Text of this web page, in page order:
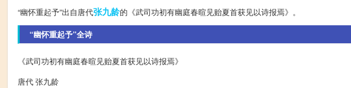
“幽怀重起予”出自唐代张九龄的《武司功初有幽庭春暄见贻夏首获见以诗报焉》。
“幽怀重起予”全诗
《武司功初有幽庭春暄见贻夏首获见以诗报焉》
唐代 张九龄